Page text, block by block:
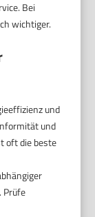
Bei
wichtiger.
und
und
oft die beste
Prüfe